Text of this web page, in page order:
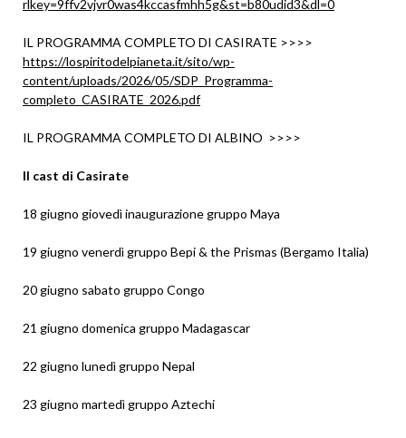
rlkey=9ffv2vjvr0was4kccasfmhh5g&st=b80udid3&dl=0
IL PROGRAMMA COMPLETO DI CASIRATE >>>>
https://lospiritodelpianeta.it/sito/wp-
content/uploads/2026/05/SDP_Programma-
completo_CASIRATE_2026.pdf
IL PROGRAMMA COMPLETO DI ALBINO >>>>
Il cast di Casirate
18 giugno giovedì inaugurazione gruppo Maya
19 giugno venerdì gruppo Bepi & the Prismas (Bergamo Italia)
20 giugno sabato gruppo Congo
21 giugno domenica gruppo Madagascar
22 giugno lunedì gruppo Nepal
23 giugno martedì gruppo Aztechi